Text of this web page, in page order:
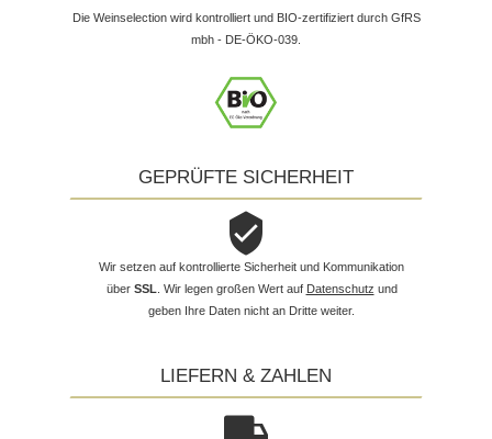
Die Weinselection wird kontrolliert und BIO-zertifiziert durch GfRS
mbh - DE-ÖKO-039.
GEPRÜFTE SICHERHEIT
Wir setzen auf kontrollierte Sicherheit und Kommunikation
über SSL . Wir legen großen Wert auf Datenschutz und
geben Ihre Daten nicht an Dritte weiter.
LIEFERN & ZAHLEN